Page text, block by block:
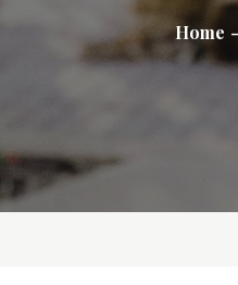
Home